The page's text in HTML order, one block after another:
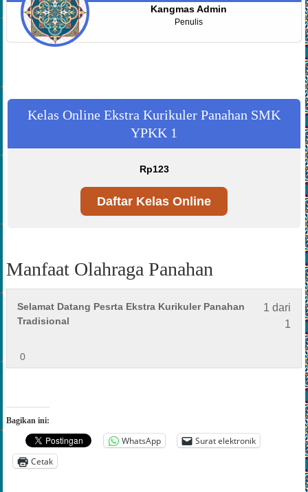
Kangmas Admin
Penulis
Kelas Online Ekstra Kurikuler Panahan SMK
YPKK 1
Rp123
Daftar Kelas Online
Manfaat Olahraga Panahan
1 dari
1
Selamat Datang Pesrta Ekstra Kurikuler Panahan
Tradisional
0
Bagikan ini:
WhatsApp
Surat elektronik
Cetak